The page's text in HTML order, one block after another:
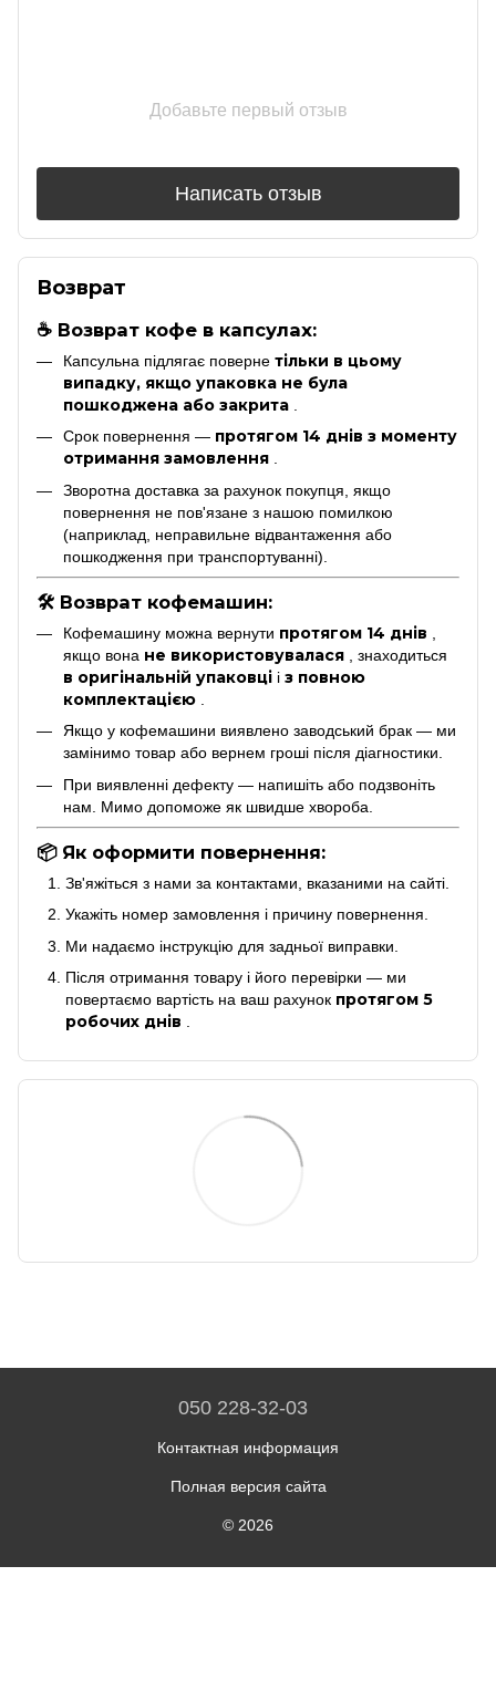
Добавьте первый отзыв
Написать отзыв
Возврат
☕ Возврат кофе в капсулах:
Капсульна підлягає поверне тільки в цьому
випадку, якщо упаковка не була
пошкоджена або закрита
Срок повернення — протягом 14 днів з моменту
отримання замовлення .
Зворотна доставка за рахунок покупця, якщо
повернення не пов'язане з нашою помилкою
(наприклад, неправильне відвантаження або
пошкодження при транспортуванні).
🛠 Возврат кофемашин:
Кофемашину можна вернути протягом 14 днів
якщо вона не використовувалася , знаходиться
в оригінальній упаковці і з повною
комплектацією
Якщо у кофемашини виявлено заводський брак — ми
замінимо товар або вернем гроші після діагностики.
При виявленні дефекту — напишіть або подзвоніть
нам. Мимо допоможе як швидше хвороба.
📦 Як оформити повернення:
Зв'яжіться з нами за контактами, вказаними на сайті.
Укажіть номер замовлення і причину повернення.
Ми надаємо інструкцію для задньої виправки.
Після отримання товару і його перевірки — ми
повертаємо вартість на ваш рахунок протягом 5
робочих днів
050 228-32-03
Контактная информация
Полная версия сайта
© 2026